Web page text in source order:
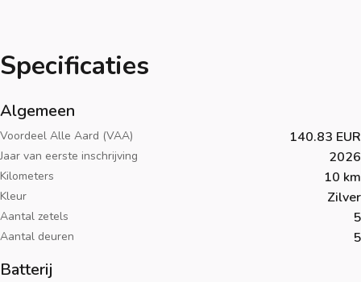
Specificaties
Algemeen
Voordeel Alle Aard (VAA) 140.83 EUR
Jaar van eerste inschrijving 2026
Kilometers 10 km
Kleur Zilver
Aantal zetels 5
Aantal deuren 5
Batterij